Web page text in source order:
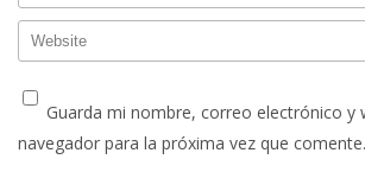
Guarda mi nombre, correo electrónico y
navegador para la próxima vez que comente.